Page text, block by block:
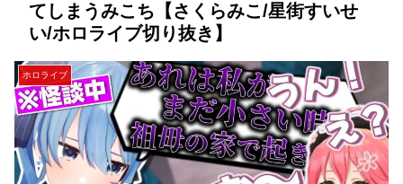
てしまうみこち【さくらみこ/星街すいせ
い/ホロライブ切り抜き】
ホロライブ